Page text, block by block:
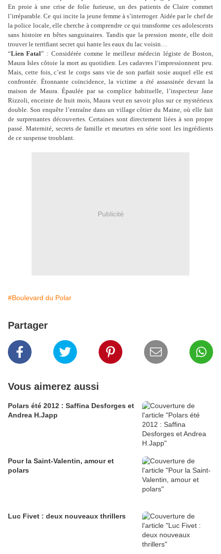
En proie à une crise de folie furieuse, un des patients de Claire commet
l’irréparable. Ce qui incite la jeune femme à s’interroger. Aidée par le chef de
la police locale, elle cherche à comprendre ce qui transforme ces adolescents
sans histoire en bêtes sanguinaires. Tandis que la pression monte, elle doit
trouver le terrifiant secret qui hante les eaux du lac voisin…
“Lien Fatal” : Considérée comme le meilleur médecin légiste de Boston,
Maura Isles côtoie la mort au quotidien. Les cadavres l‘impressionnent peu.
Mais, cette fois, c’est le corps sans vie de son parfait sosie auquel elle est
confrontée. Étonnante coïncidence, la victime a été assassinée devant la
maison de Maura. Épaulée par sa complice habituelle, l’inspecteur Jane
Rizzoli, enceinte de huit mois, Maura veut en savoir plus sur ce mystérieux
double. Son enquête l’entraîne dans un village côtier du Maine, où elle fait
de surprenantes découvertes. Certaines sont directement liées à son propre
passé. Maternité, secrets de famille et meurtres en série sont les ingrédients
de ce suspense troublant.
Publicité
#Boulevard du Polar
Partager
Vous aimerez aussi
Polars été 2012 : Saffina Desforges et
Andrea H.Japp
Pour la Saint-Valentin, amour et
polars
Luc Fivet : deux nouveaux thrillers